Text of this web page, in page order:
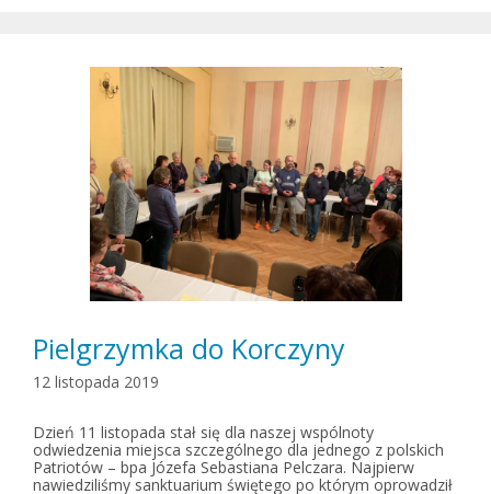
Pielgrzymka do Korczyny
12 listopada 2019
Dzień 11 listopada stał się dla naszej wspólnoty
odwiedzenia miejsca szczególnego dla jednego z polskich
Patriotów – bpa Józefa Sebastiana Pelczara. Najpierw
nawiedziliśmy sanktuarium świętego po którym oprowadził